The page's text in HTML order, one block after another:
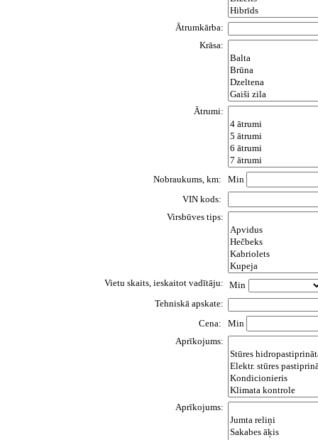
Ātrumkārba:
Krāsa:
Ātrumi:
Nobraukums, km:
Min
VIN kods:
Virsbūves tips:
Vietu skaits, ieskaitot vadītāju: Min
Tehniskā apskate:
Cena:
Min
Aprīkojums:
Aprīkojums: